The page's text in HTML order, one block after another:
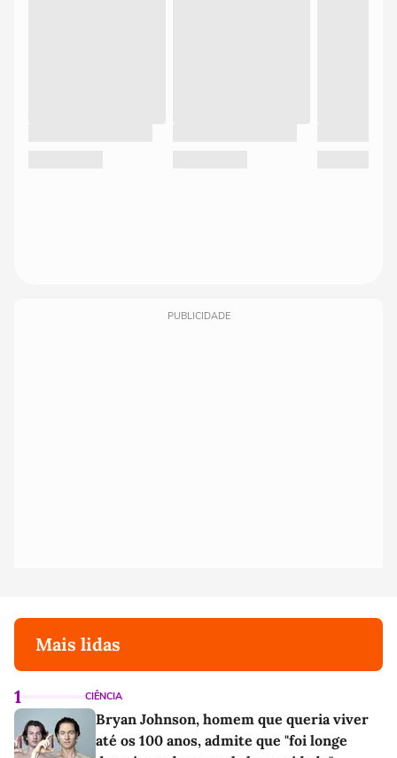
PUBLICIDADE
Mais lidas
1 CIÊNCIA
Bryan Johnson, homem que queria viver
até os 100 anos, admite que "foi longe